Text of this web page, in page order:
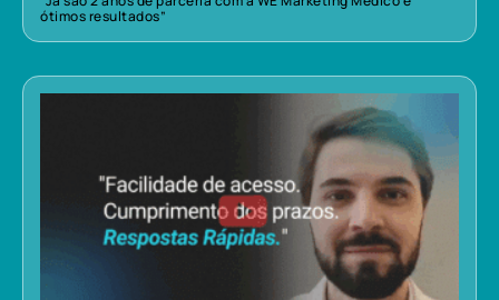
ótimos resultados”